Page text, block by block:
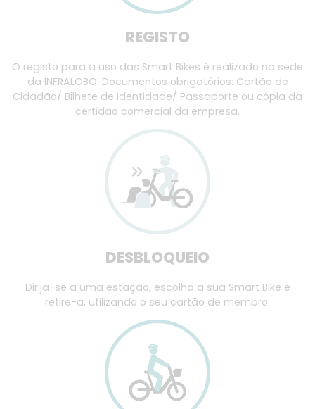
REGISTO
O registo para a uso das Smart Bikes é realizado na sede
da INFRALOBO. Documentos obrigatórios: Cartão de
Cidadão/ Bilhete de Identidade/ Passaporte ou cópia da
certidão comercial da empresa.
DESBLOQUEIO
Dirija-se a uma estação, escolha a sua Smart Bike e
retire-a, utilizando o seu cartão de membro.